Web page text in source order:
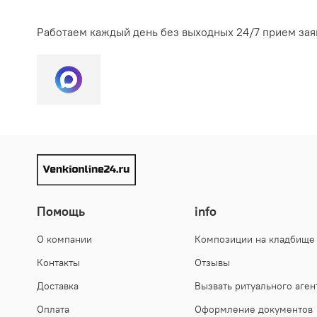
высокая влажность воздуха сократят этот срок.
материал все равно окажется выносливее
Практичность. Искусственные венки не требуют
Возможность купить заранее. Искусственный
Работаем каждый день без выходных 24/7 прием
Помощь
О компании
Контакты
Доставка
Оплата
info
Композиции на кладбище
Отзывы
Вызвать ритуального
Оформление документов